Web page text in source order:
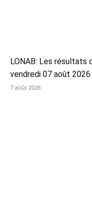
LONAB: Les résultats
vendredi 07 août 2026
7 août 2026